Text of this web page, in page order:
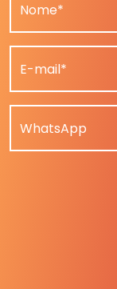
Nome*
E-mail*
WhatsApp